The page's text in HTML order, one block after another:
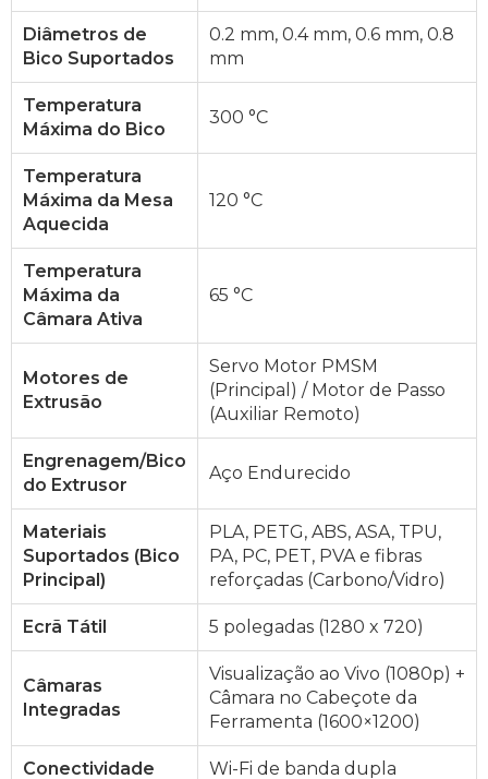
Diâmetros de
Bico Suportados
0.2 mm, 0.4 mm, 0.6 mm, 0.8
mm
Temperatura
Máxima do Bico
300 °C
Temperatura
Máxima da Mesa
Aquecida
120 °C
Temperatura
Máxima da
Câmara Ativa
65 °C
Motores de
Extrusão
Servo Motor PMSM
(Principal) / Motor de Passo
(Auxiliar Remoto)
Engrenagem/Bico
do Extrusor
Aço Endurecido
Materiais
Suportados (Bico
Principal)
PLA, PETG, ABS, ASA, TPU,
PA, PC, PET, PVA e fibras
reforçadas (Carbono/Vidro)
Ecrã Tátil 5 polegadas (1280 x 720)
Câmaras
Integradas
Visualização ao Vivo (1080p) +
Câmara no Cabeçote da
Ferramenta (1600×1200)
Conectividade Wi-Fi de banda dupla